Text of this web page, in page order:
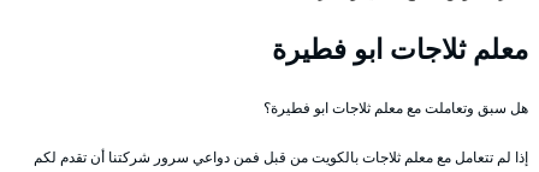
معلم ثلاجات ابو فطيرة
هل سبق وتعاملت مع معلم ثلاجات ابو فطيرة؟
إذا لم تتعامل مع معلم ثلاجات بالكويت من قبل فمن دواعي سرور شركتنا أن تقدم لكم